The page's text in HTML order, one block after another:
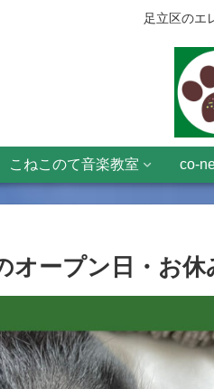
足立区のエ
こねこのて音楽教室 co-
オープン日・お休